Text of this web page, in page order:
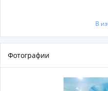
В
Фотографии